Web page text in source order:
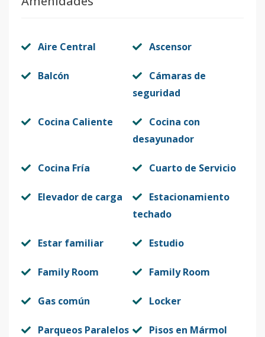
Aire Central Ascensor
Balcón
Cámaras de
seguridad
Cocina Caliente
Cocina con
desayunador
Cocina Fría Cuarto de Servicio
Elevador de carga
Estacionamiento
techado
Estar familiar Estudio
Family Room Family Room
Gas común Locker
Parqueos Paralelos Pisos en Mármol